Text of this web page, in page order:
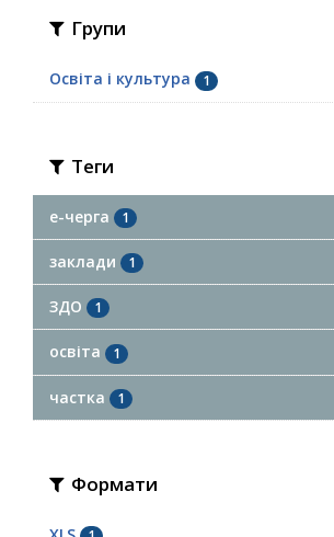
Групи
Освіта і культура 1
Теги
е-черга 1
заклади 1
ЗДО 1
освіта 1
частка 1
Формати